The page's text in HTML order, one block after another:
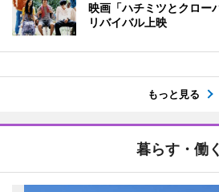
映画「ハチミツとクロー
リバイバル上映
もっと見る
暮らす・働く